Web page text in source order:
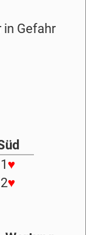
in Gefahr
1♥
2♥